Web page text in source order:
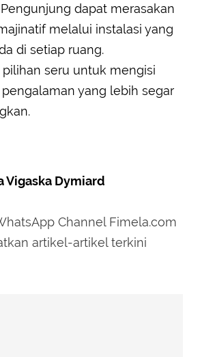
dapat merasakan
melalui instalasi yang
di setiap ruang.
seru untuk mengisi
yang lebih segar
Vigaska Dymiard
Channel Fimela.com
artikel-artikel terkini